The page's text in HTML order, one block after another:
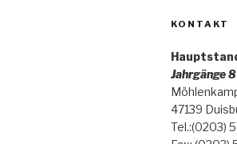
KONTAKT
Jahrgänge
47139
Tel.:(0203)